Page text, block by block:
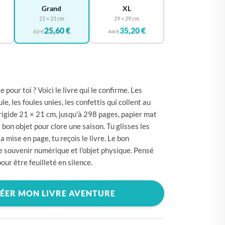
ALLEMAGNE
CHYPRE
ESPAGNE
ESTONIE
ÉTATS-UNIS
FINLANDE
FRANCE
IRLANDE
Grand
21 × 21 cm
32 €25,60 €
XL
29 × 29 cm
44 €35,20 €
pour toi ? Voici le livre qui le confirme. Les
les foules unies, les confettis qui collent au
21 × 21 cm, jusqu'à 298 pages, papier mat
bon objet pour clore une saison. Tu glisses les
mise en page, tu reçois le livre. Le bon
souvenir numérique et l'objet physique. Pensé
être feuilleté en silence.
MON LIVRE AVENTURE